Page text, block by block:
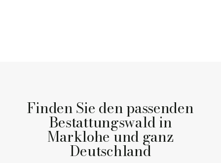
Finden Sie den passenden
Bestattungswald in
Marklohe und ganz
Deutschland